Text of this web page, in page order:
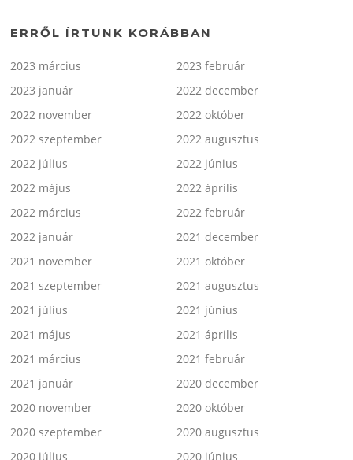
ERRŐL ÍRTUNK KORÁBBAN
2023 március
2023 február
2023 január
2022 december
2022 november
2022 október
2022 szeptember
2022 augusztus
2022 július
2022 június
2022 május
2022 április
2022 március
2022 február
2022 január
2021 december
2021 november
2021 október
2021 szeptember
2021 augusztus
2021 július
2021 június
2021 május
2021 április
2021 március
2021 február
2021 január
2020 december
2020 november
2020 október
2020 szeptember
2020 augusztus
2020 július
2020 június